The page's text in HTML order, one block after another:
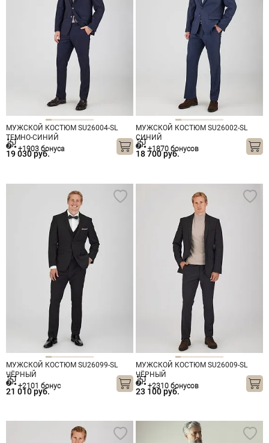
МУЖСКОЙ КОСТЮМ SU26004-SL
ТЕМНО-СИНИЙ
19 030 руб.
+1903 бонуса
МУЖСКОЙ КОСТЮМ SU26002-SL
СИНИЙ
18 700 руб.
+1870 бонусов
МУЖСКОЙ КОСТЮМ SU26099-SL
ЧЁРНЫЙ
21 010 руб.
+2101 бонус
МУЖСКОЙ КОСТЮМ SU26009-SL
ЧЁРНЫЙ
23 100 руб.
+2310 бонусов